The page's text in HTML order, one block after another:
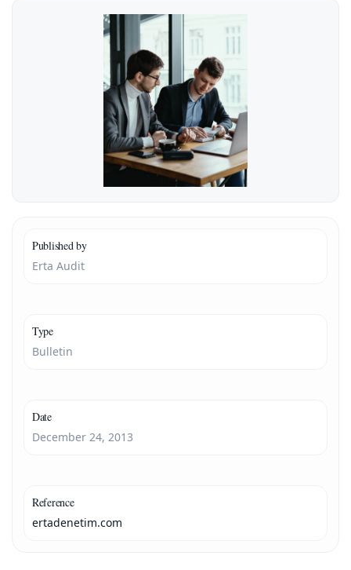
Published by
Erta Audit
Type
Bulletin
Date
December 24, 2013
Reference
ertadenetim.com